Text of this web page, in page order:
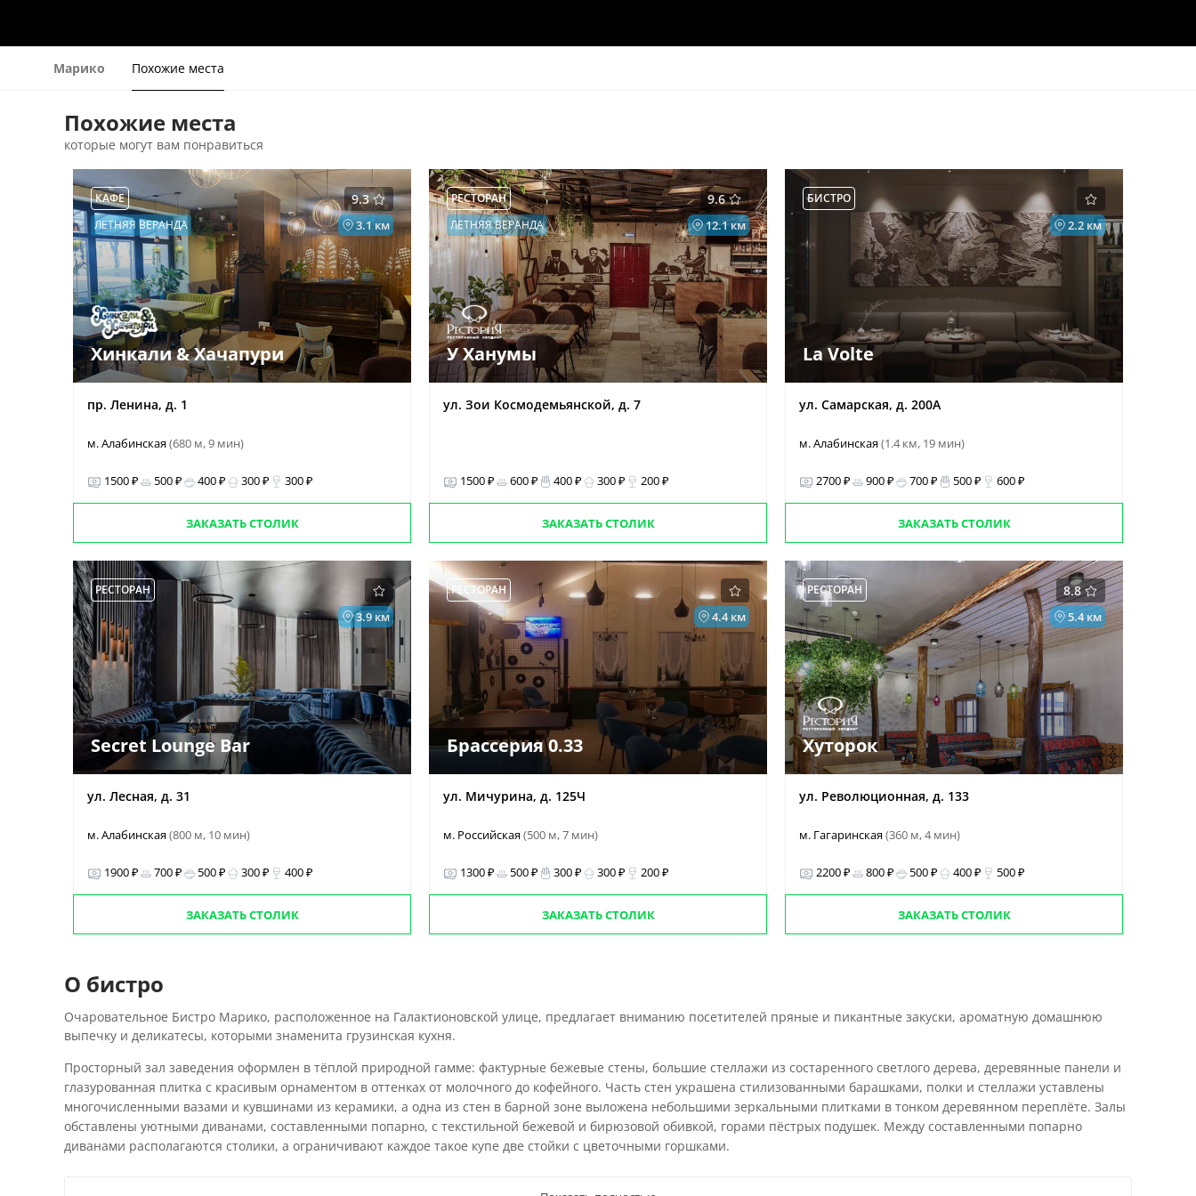
Марико Похожие места
Похожие места
которые могут вам понравиться
9.3
КАФЕ
3.1 км
ЛЕТНЯЯ ВЕРАНДА
Хинкали & Хачапури
пр. Ленина, д. 1
м. Алабинская(680 м, 9 мин)
1500 ₽ 500 ₽ 400 ₽ 300 ₽ 300 ₽
ЗАКАЗАТЬ СТОЛИК
9.6
РЕСТОРАН
12.1 км
ЛЕТНЯЯ ВЕРАНДА
У Ханумы
ул. Зои Космодемьянской, д. 7
1500 ₽ 600 ₽ 400 ₽ 300 ₽ 200 ₽
ЗАКАЗАТЬ СТОЛИК
БИСТРО
2.2 км
La Volte
ул. Самарская, д. 200А
м. Алабинская(1.4 км, 19 мин)
2700 ₽ 900 ₽ 700 ₽ 500 ₽ 600 ₽
ЗАКАЗАТЬ СТОЛИК
РЕСТОРАН
3.9 км
Secret Lounge Bar
ул. Лесная, д. 31
м. Алабинская(800 м, 10 мин)
1900 ₽ 700 ₽ 500 ₽ 300 ₽ 400 ₽
ЗАКАЗАТЬ СТОЛИК
РЕСТОРАН
4.4 км
Брассерия 0.33
ул. Мичурина, д. 125Ч
м. Российская(500 м, 7 мин)
1300 ₽ 500 ₽ 300 ₽ 300 ₽ 200 ₽
ЗАКАЗАТЬ СТОЛИК
8.8
РЕСТОРАН
5.4 км
Хуторок
ул. Революционная, д. 133
м. Гагаринская(360 м, 4 мин)
2200 ₽ 800 ₽ 500 ₽ 400 ₽ 500 ₽
ЗАКАЗАТЬ СТОЛИК
О бистро
Очаровательное Бистро Марико, расположенное на Галактионовской улице, предлагает вниманию посетителей пряные и пикантные закуски, ароматную домашнюю
выпечку и деликатесы, которыми знаменита грузинская кухня.
Просторный зал заведения оформлен в тёплой природной гамме: фактурные бежевые стены, большие стеллажи из состаренного светлого дерева, деревянные панели и
глазурованная плитка с красивым орнаментом в оттенках от молочного до кофейного. Часть стен украшена стилизованными барашками, полки и стеллажи уставлены
многочисленными вазами и кувшинами из керамики, а одна из стен в барной зоне выложена небольшими зеркальными плитками в тонком деревянном переплёте. Залы
обставлены уютными диванами, составленными попарно, с текстильной бежевой и бирюзовой обивкой, горами пёстрых подушек. Между составленными попарно
диванами располагаются столики, а ограничивают каждое такое купе две стойки с цветочными горшками.